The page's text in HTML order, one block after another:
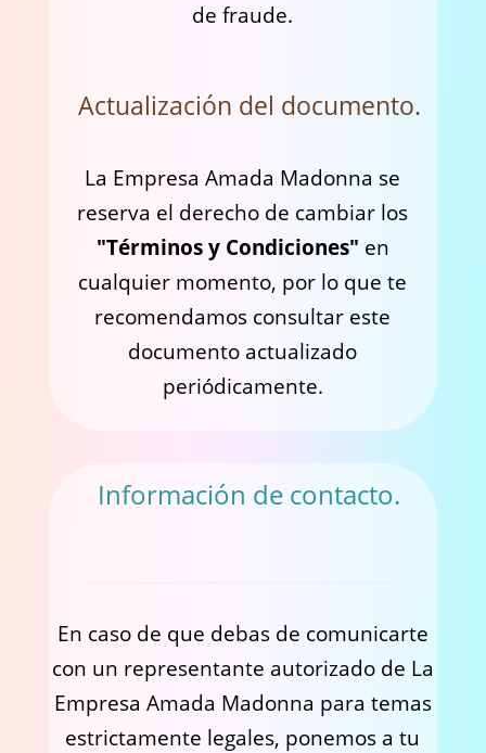
de fraude.
Actualización del documento.
La Empresa Amada Madonna se
reserva el derecho de cambiar los
"Términos y Condiciones" en
cualquier momento, por lo que te
recomendamos consultar este
documento actualizado
periódicamente.
Información de contacto.
En caso de que debas de comunicarte
con un representante autorizado de La
Empresa Amada Madonna para temas
estrictamente legales, ponemos a tu